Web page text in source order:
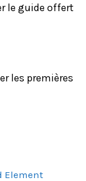
le guide offert
les premières
Element